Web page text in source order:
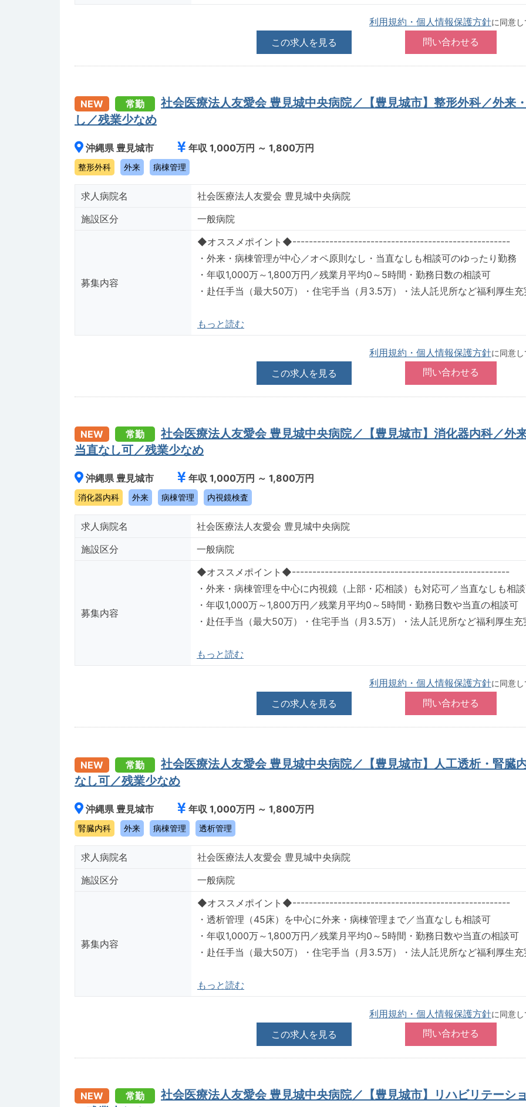
この求人を見る
利用規約・個人情報保護方針に同意し
NEW 常勤
社会医療法人友愛会 豊見城中央病院／【豊見城市】整形外科／外来
し／残業少なめ
沖縄県 豊見城市 年収 1,000万円 ～ 1,800万円
整形外科 外来 病棟管理
求人病院名
社会医療法人友愛会 豊見城中央病院
施設区分
一般病院
募集内容
◆オススメポイント◆-----------------------------------------------------
・外来・病棟管理が中心／オペ原則なし・当直なしも相談可のゆったり勤務
・年収1,000万～1,800万円／残業月平均0～5時間・勤務日数の相談可
・赴任手当（最大50万）・住宅手当（月3.5万）・法人託児所など福利厚生充
もっと読む
この求人を見る
利用規約・個人情報保護方針に同意し
NEW 常勤
社会医療法人友愛会 豊見城中央病院／【豊見城市】消化器内科／外
当直なし可／残業少なめ
沖縄県 豊見城市 年収 1,000万円 ～ 1,800万円
消化器内科 外来 病棟管理 内視鏡検査
求人病院名
社会医療法人友愛会 豊見城中央病院
施設区分
一般病院
募集内容
◆オススメポイント◆-----------------------------------------------------
・外来・病棟管理を中心に内視鏡（上部・応相談）も対応可／当直なしも相
・年収1,000万～1,800万円／残業月平均0～5時間・勤務日数や当直の相談可
・赴任手当（最大50万）・住宅手当（月3.5万）・法人託児所など福利厚生充
もっと読む
この求人を見る
利用規約・個人情報保護方針に同意し
NEW 常勤
社会医療法人友愛会 豊見城中央病院／【豊見城市】人工透析・腎臓
なし可／残業少なめ
沖縄県 豊見城市 年収 1,000万円 ～ 1,800万円
腎臓内科 外来 病棟管理 透析管理
求人病院名
社会医療法人友愛会 豊見城中央病院
施設区分
一般病院
募集内容
◆オススメポイント◆-----------------------------------------------------
・透析管理（45床）を中心に外来・病棟管理まで／当直なしも相談可
・年収1,000万～1,800万円／残業月平均0～5時間・勤務日数や当直の相談可
・赴任手当（最大50万）・住宅手当（月3.5万）・法人託児所など福利厚生充
もっと読む
この求人を見る
利用規約・個人情報保護方針に同意し
NEW 常勤
社会医療法人友愛会 豊見城中央病院／【豊見城市】リハビリテーシ